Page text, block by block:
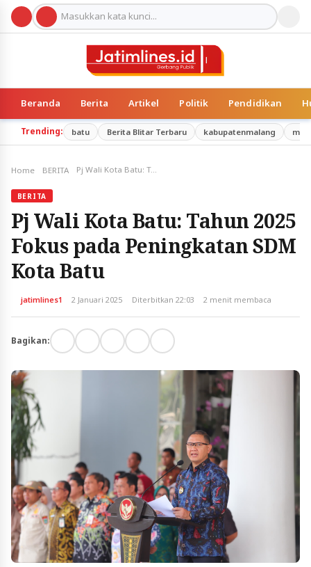
Beranda Berita Artikel Politik Pendidikan
Trending: batu Berita Blitar Terbaru kabupatenmalang
Home BERITA Pj Wali Kota Batu: Tahun 2025 Fokus pada Peningkatan SDM Kota Batu
BERITA
Pj Wali Kota Batu: Tahun 2025
Fokus pada Peningkatan SDM
Kota Batu
jatimlines1 2 Januari 2025 Diterbitkan 22:03 2 menit membaca
Bagikan: